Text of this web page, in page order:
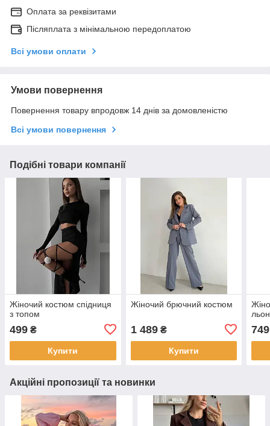
Оплата за реквізитами
Післяплата з мінімальною передоплатою
Всі умови оплати
Умови повернення
Повернення товару впродовж 14 днів за домовленістю
Всі умови повернення
Подібні товари компанії
Жіночий костюм спідниця
з топом
499 ₴
Купити
Жіночий брючний костюм
1 489₴
Купити
749
Акційні пропозиції та новинки